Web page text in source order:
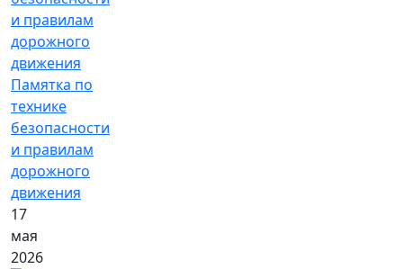
Памятка по
технике
безопасности
и правилам
дорожного
движения
17
мая
2026